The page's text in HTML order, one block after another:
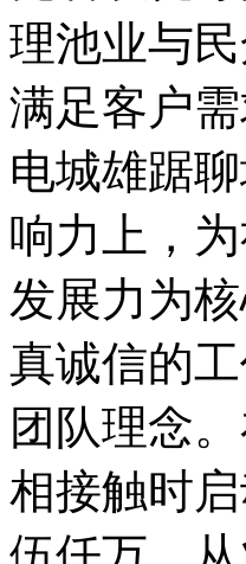
理池业与
满足客户
电城雄踞
响力上，
发展力为
真诚信的
团队理念
相接触时